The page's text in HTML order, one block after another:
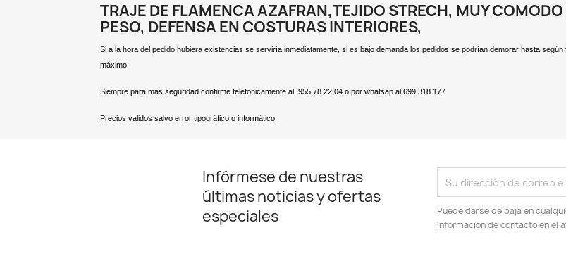
TRAJE DE FLAMENCA AZAFRAN,TEJIDO STRECH, MUY
PESO, DEFENSA EN COSTURAS INTERIORES,
Si a la hora del pedido hubiera existencias se serviría inmediatamente, si es bajo demanda los pedidos se podrían demorar hasta según
máximo.
Siempre para mas seguridad confirme telefonicamente al 955 78 22 04 o por whatsap al 699 318 177
Precios validos salvo error tipográfico o informático.
Infórmese de nuestras
últimas noticias y ofertas
especiales
Puede darse de baja en
información de contacto en el